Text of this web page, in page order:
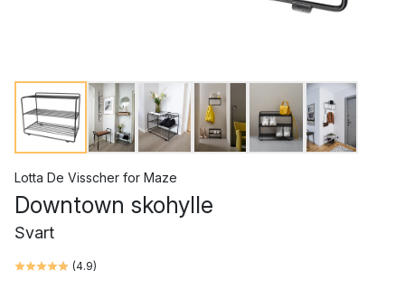
Lotta De Visscher for Maze
Downtown skohylle
Svart
(4.9)